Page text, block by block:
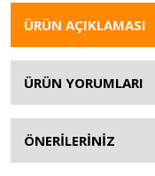
ÜRÜN AÇIKLAMASI
ÜRÜN YORUMLARI
ÖNERİLERİNİZ